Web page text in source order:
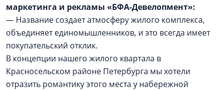
маркетинга и рекламы «БФА-Девелопмент»:
— Название создает атмосферу жилого комплекса,
объединяет единомышленников, и это всегда имеет
покупательский отклик.
В концепции нашего жилого квартала в
Красносельском районе Петербурга мы хотели
отразить романтику этого места у набережной